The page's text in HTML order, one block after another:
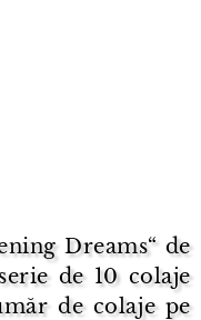
Dreams“ de
de 10 colaje
de colaje pe